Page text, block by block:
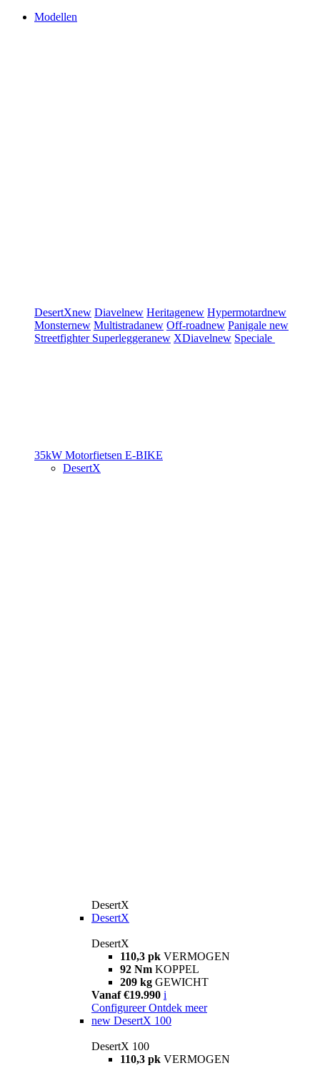
Modellen
DesertXnew Diavelnew Heritagenew Hypermotardnew
Monsternew Multistradanew Off-roadnew Panigale new
Streetfighter Superleggeranew XDiavelnew Speciale
35kW Motorfietsen E-BIKE
DesertX
DesertX
DesertX
DesertX
110,3 pk VERMOGEN
92 Nm KOPPEL
209 kg GEWICHT
Vanaf €19.990 i
Configureer Ontdek meer
new DesertX 100
DesertX 100
110,3 pk VERMOGEN